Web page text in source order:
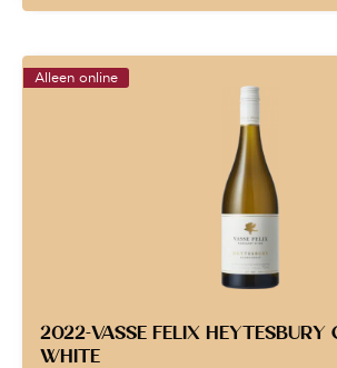
Alleen online
2022-VASSE FELIX HEYTESBURY
WHITE